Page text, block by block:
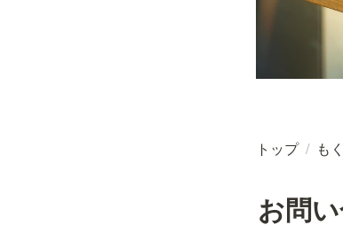
トップ / も
お問